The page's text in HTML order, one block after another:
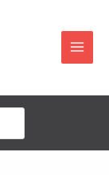
Main